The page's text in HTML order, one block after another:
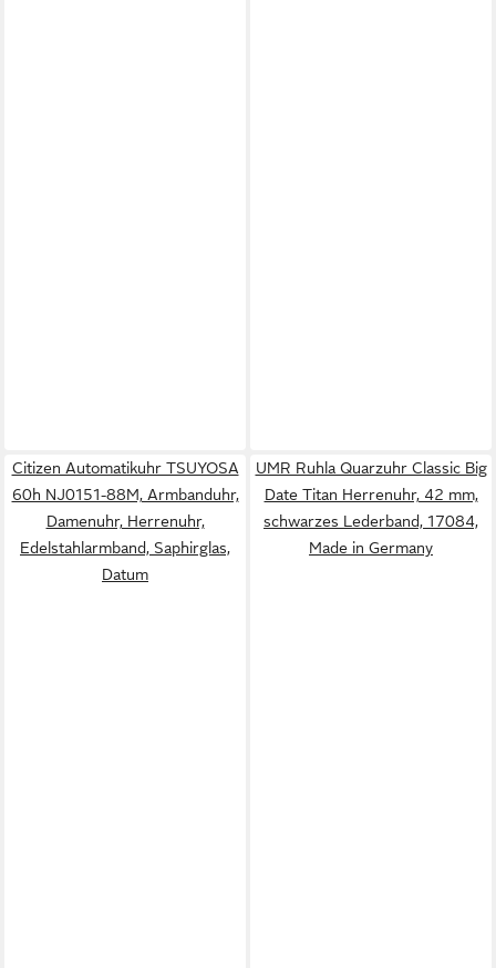
Citizen Automatikuhr TSUYOSA
60h NJ0151-88M, Armbanduhr,
Damenuhr, Herrenuhr,
Edelstahlarmband, Saphirglas,
Datum
UMR Ruhla Quarzuhr Classic Big
Date Titan Herrenuhr, 42 mm,
schwarzes Lederband, 17084,
Made in Germany